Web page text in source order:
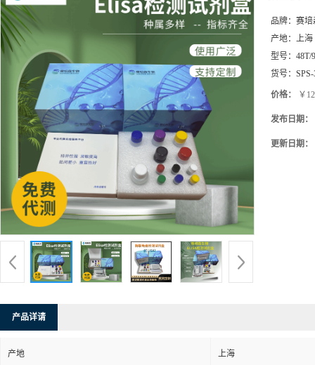
品牌： 赛培
产地： 上海
型号： 48T/
货号：
价格： ￥
发布日期：
更新日期：
产品详请
产地 上海